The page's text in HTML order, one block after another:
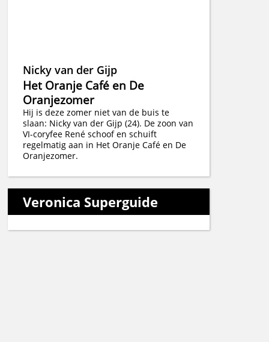
Nicky van der Gijp
Het Oranje Café en De
Oranjezomer
Hij is deze zomer niet van de buis te
slaan: Nicky van der Gijp (24). De zoon van
VI-coryfee René schoof en schuift
regelmatig aan in Het Oranje Café en De
Oranjezomer.
Veronica Superguide